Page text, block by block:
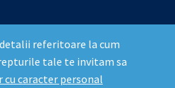
referitoare la cum
tale te invitam sa
caracter personal
2026
personal
Construit cu